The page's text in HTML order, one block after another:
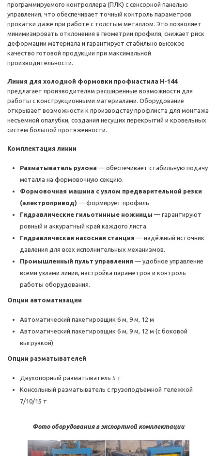
программируемого контроллера (ПЛК) с сенсорной панелью
управления, что обеспечивает точный контроль параметров
прокатки даже при работе с толстым металлом. Это позволяет
минимизировать отклонения в геометрии профиля, снижает риск
деформации материала и гарантирует стабильно высокое
качество готовой продукции при максимальной
производительности.
Линия для холодной формовки профнастила Н-144
предлагает производителям расширенные возможности для
работы с конструкционными материалами. Оборудование
открывает возможности к производству профлиста для монтажа
несъемной опалубки, создания несущих перекрытий и кровельных
систем большой протяженности.
Комплектация линии
Разматыватель рулона — обеспечивает стабильную подачу
металла на формовочную секцию.
Формовочная машина с узлом предварительной резки
(электропривод) — формирует профиль
Гидравлические гильотинные ножницы — гарантируют
ровный и аккуратный край каждого листа.
Гидравлическая насосная станция — надёжный источник
давления для всех исполнительных механизмов.
Промышленный пульт управления — удобное управление
всеми узлами линии, настройка параметров и контроль
работы оборудования.
Опции автоматизации
Автоматический пакетировщик 6 м, 9 м, 12 м
Автоматический пакетировщик 6 м, 9 м, 12 м (с боковой
выгрузкой)
Опции разматывателей
Двухопорный разматыватель 5 т
Консольный разматыватель с грузоподъемной тележкой
7/10/15 т
Фото оборудования в экспортной комплектации